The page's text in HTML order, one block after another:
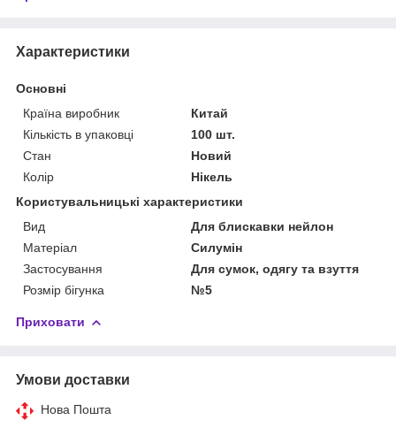
Характеристики
Основні
Країна виробник
Китай
Кількість в упаковці
100 шт.
Стан
Новий
Колір
Нікель
Користувальницькі характеристики
Вид
Для блискавки нейлон
Матеріал
Силумін
Застосування
Для сумок, одягу та взуття
Розмір бігунка
№5
Приховати
Умови доставки
Нова Пошта